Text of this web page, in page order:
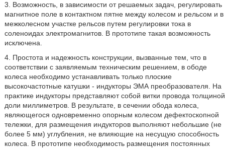
3. Возможность, в зависимости от решаемых задач, регулировать
магнитное поле в контактном пятне между колесом и рельсом и в
межколесном участке рельсов путем регулировки тока в
соленоидах электромагнитов. В прототипе такая возможность
исключена.
4. Простота и надежность конструкции, вызванные тем, что в
соответствии с заявляемым техническим решением, в ободе
колеса необходимо устанавливать только плоские
высокочастотные катушки - индукторы ЭМА преобразователя. На
практике индукторы представляют собой витки провода толщиной
доли миллиметров. В результате, в сечении обода колеса,
являющегося одновременно опорным колесом дефектоскопной
тележки, для размещения индукторов выполняют небольшие (не
более 5 мм) углубления, не влияющие на несущую способность
колеса. В прототипе необходимость размещения постоянных